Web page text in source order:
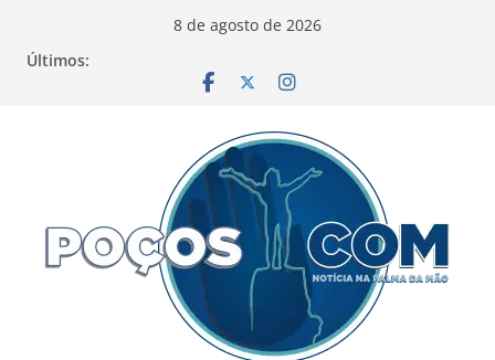
8 de agosto de 2026
Últimos: